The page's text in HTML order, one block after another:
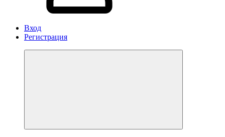
Вход
Регистрация